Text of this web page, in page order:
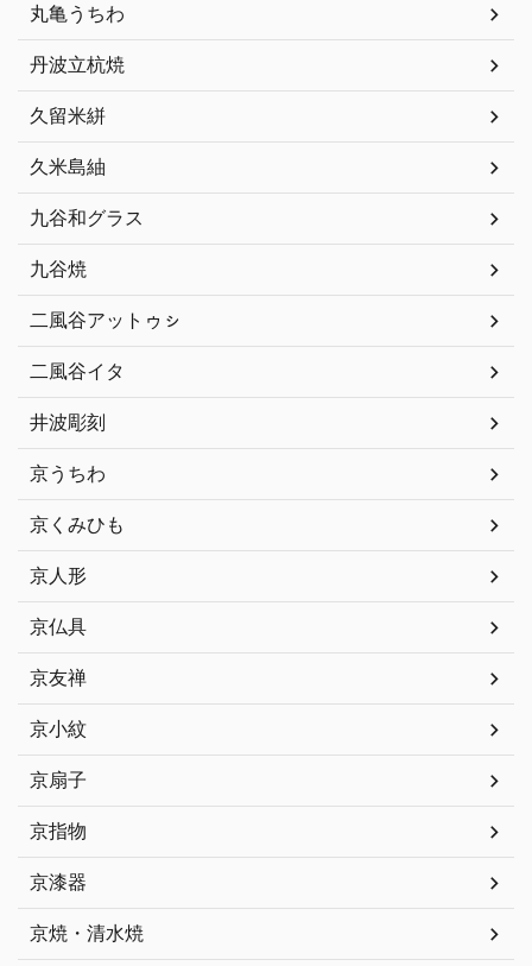
丸亀うちわ
丹波立杭焼
久留米絣
久米島紬
九谷和グラス
九谷焼
二風谷アットゥㇱ
二風谷イタ
井波彫刻
京うちわ
京くみひも
京人形
京仏具
京友禅
京小紋
京扇子
京指物
京漆器
京焼・清水焼